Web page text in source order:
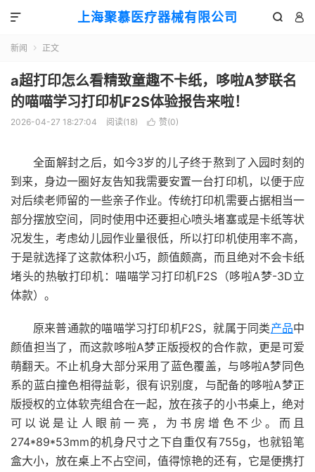
上海聚慕医疗器械有限公司  

新闻  正文
a超打印怎么看精致童趣不卡纸，哆啦A梦联名
的喵喵学习打印机F2S体验报告来啦！
2026-04-27 18:27:04 阅读(18)  赞(0)
全面解封之后，如今3岁的儿子终于熬到了入园时刻的
到来，身边一圈好友告知我需要安置一台打印机，以便于应
对后续老师留的一些亲子作业。传统打印机需要占据相当一
部分摆放空间，同时使用中还要担心喷头堵塞或是卡纸等状
况发生，考虑幼儿园作业量很低，所以打印机使用率不高，
于是就选择了这款体积小巧，颜值颇高，而且绝对不会卡纸
堵头的热敏打印机：喵喵学习打印机F2S（哆啦A梦-3D立
体款）。
原来普通款的喵喵学习打印机F2S，就属于同类产品中
颜值担当了，而这款哆啦A梦正版授权的合作款，更是可爱
萌翻天。不止机身大部分采用了蓝色覆盖，与哆啦A梦同色
系的蓝白撞色相得益彰，很有识别度，与配备的哆啦A梦正
版授权的立体软壳组合在一起，放在孩子的小书桌上，绝对
可以说是让人眼前一亮，为书房增色不少。而且
274*89*53mm的机身尺寸之下自重仅有755g，也就铅笔
盒大小，放在桌上不占空间，值得惊艳的还有，它是便携打